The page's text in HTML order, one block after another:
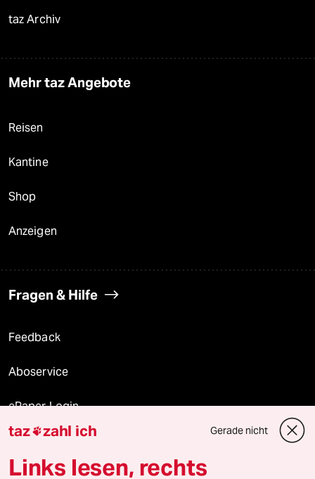
taz Archiv
Mehr taz Angebote
Reisen
Kantine
Shop
Anzeigen
Fragen & Hilfe
Feedback
Aboservice
ePaper Login
Downloads für Abonnierende
taz zahl ich Gerade nicht
Links lesen, rechts